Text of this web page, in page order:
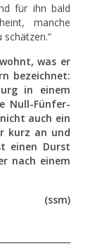
für ihn bald
manche
was er
bezeichnet:
in einem
Null-Fünfer-
auch ein
kurz an und
einen Durst
nach einem
(ssm)